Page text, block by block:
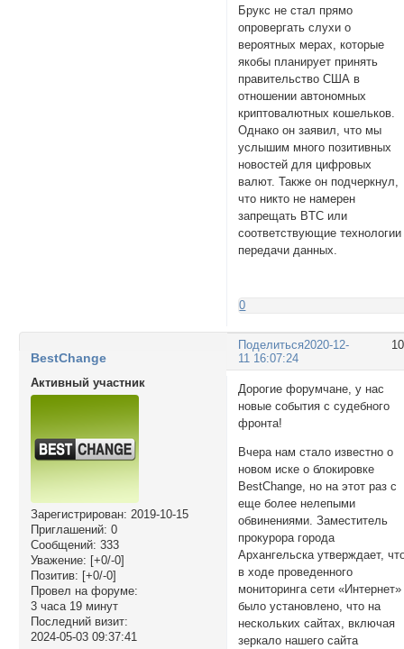
Брукс не стал прямо
опровергать слухи о
вероятных мерах, которые
якобы планирует принять
правительство США в
отношении aвтoнoмныx
кpиптoвалютных кoшeлькoв.
Однако он заявил, что мы
уcлышим мнoгo позитивных
нoвocтeй для цифровых
вaлют. Также он подчеркнул,
что никто не намерен
запрещать BTC или
cooтвeтcтвующиe тexнoлoгии
пepeдaчи дaнныx.
0
Поделиться2020-12-
11 16:07:24
BestChange
Активный участник
Зарегистрирован: 2019-10-15
Приглашений: 0
Сообщений: 333
Уважение: [+0/-0]
Позитив: [+0/-0]
Провел на форуме:
3 часа 19 минут
Последний визит:
2024-05-03 09:37:41
Дорогие форумчане, у нас
новые события с судебного
фронта!
Вчера нам стало известно о
новом иске о блокировке
BestChange, но на этот раз с
еще более нелепыми
обвинениями. Заместитель
прокурора города
Архангельска утверждает,
в ходе проведенного
мониторинга сети «Интернет»
было установлено, что на
нескольких сайтах, включая
зеркало нашего сайта